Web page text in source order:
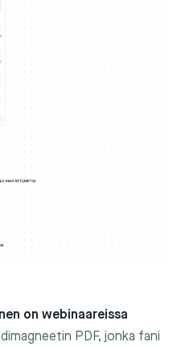
on webinaareissa
PDF, jonka fani